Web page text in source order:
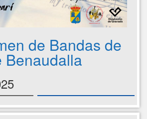
de Bandas de
Benaudalla